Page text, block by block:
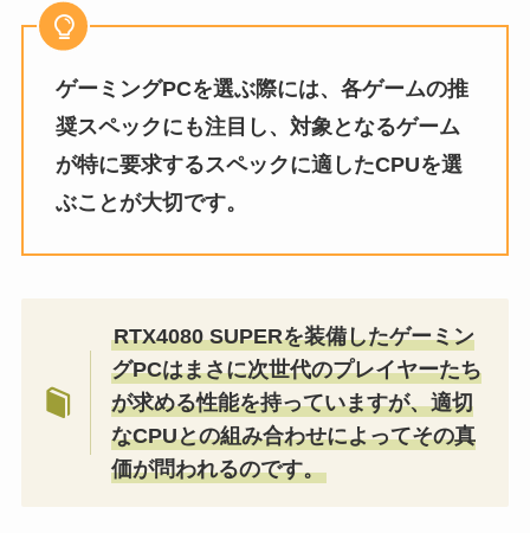
ゲーミングPCを選ぶ際には、各ゲームの推
奨スペックにも注目し、対象となるゲーム
が特に要求するスペックに適したCPUを選
ぶことが大切です。
RTX4080 SUPERを装備したゲーミン
グPCはまさに次世代のプレイヤーたち
が求める性能を持っていますが、適切
なCPUとの組み合わせによってその真
価が問われるのです。